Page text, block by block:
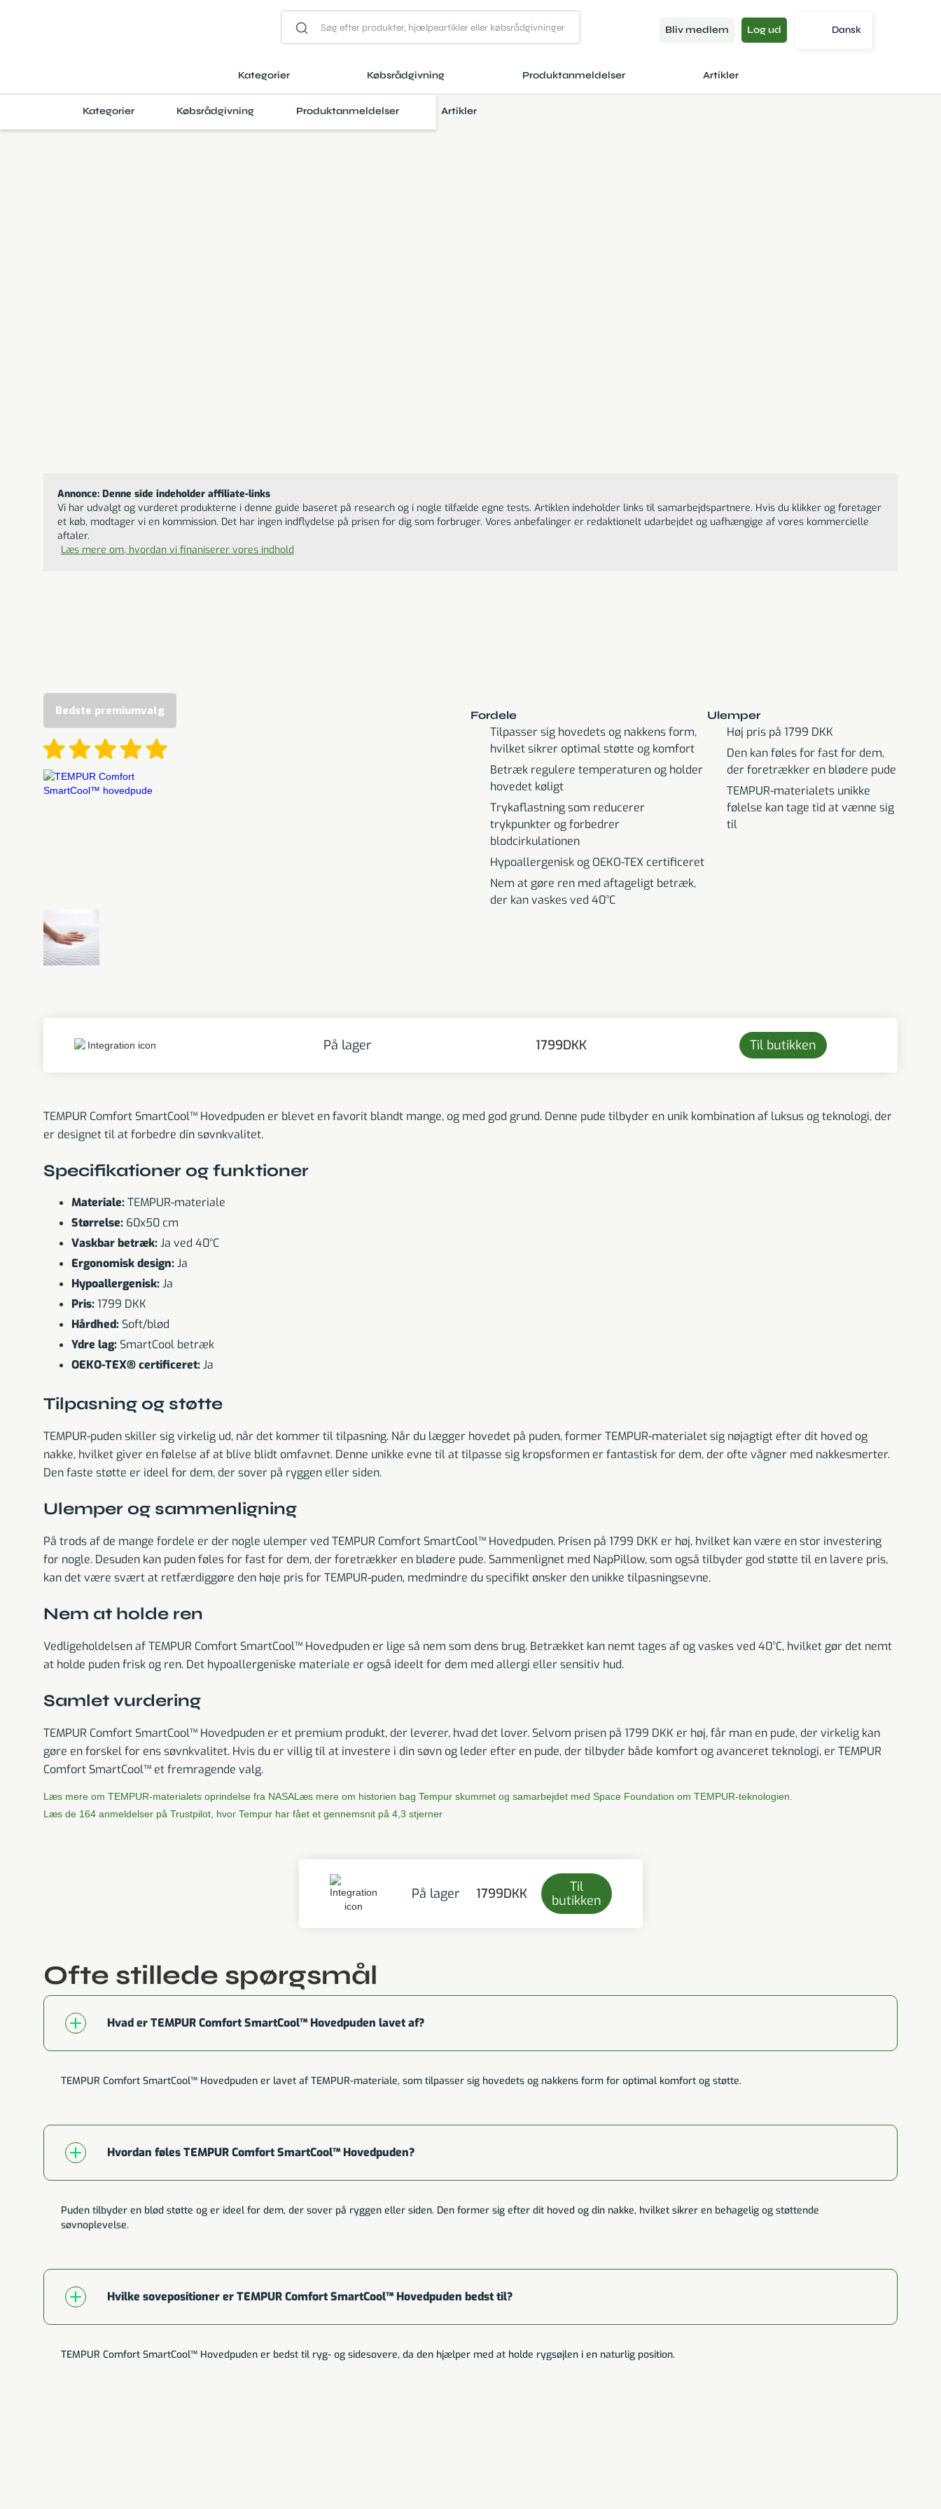
Bliv medlem Log ud Dansk
Kategorier Købsrådgivning Produktanmeldelser Artikler
Kategorier Købsrådgivning Produktanmeldelser Artikler
TEMPUR Comfort SmartCool™ hovedpude
Annonce: Denne side indeholder affiliate-links
Vi har udvalgt og vurderet produkterne i denne guide baseret på research og i nogle tilfælde egne tests. Artiklen indeholder links til samarbejdspartnere. Hvis du klikker og foretager
et køb, modtager vi en kommission. Det har ingen indflydelse på prisen for dig som forbruger. Vores anbefalinger er redaktionelt udarbejdet og uafhængige af vores kommercielle
aftaler.
Læs mere om, hvordan vi finaniserer vores indhold
Bedste premiumvalg Fordele
Tilpasser sig hovedets og nakkens form,
hvilket sikrer optimal støtte og komfort
Betræk regulere temperaturen og holder
hovedet køligt
Trykaflastning som reducerer
trykpunkter og forbedrer
blodcirkulationen
Hypoallergenisk og OEKO-TEX certificeret
Nem at gøre ren med aftageligt betræk,
der kan vaskes ved 40°C
Ulemper
Høj pris på 1799 DKK
Den kan føles for fast for dem,
der foretrækker en blødere pude
TEMPUR-materialets unikke
følelse kan tage tid at vænne sig
til
På lager 1799DKK Til butikken
TEMPUR Comfort SmartCool™ Hovedpuden er blevet en favorit blandt mange, og med god grund. Denne pude tilbyder en unik kombination af luksus og teknologi, der
er designet til at forbedre din søvnkvalitet.
Specifikationer og funktioner
Materiale:TEMPUR-materiale
Størrelse: 60x50 cm
Vaskbar betræk:Ja ved 40°C
Ergonomisk design:Ja
Hypoallergenisk:Ja
Pris:1799 DKK
Hårdhed: Soft/blød
Ydre lag: SmartCool betræk
OEKO-TEX® certificeret:Ja
Tilpasning og støtte
TEMPUR-puden skiller sig virkelig ud, når det kommer til tilpasning. Når du lægger hovedet på puden, former TEMPUR-materialet sig nøjagtigt efter dit hoved og
nakke, hvilket giver en følelse af at blive blidt omfavnet. Denne unikke evne til at tilpasse sig kropsformen er fantastisk for dem, der ofte vågner med nakkesmerter.
Den faste støtte er ideel for dem, der sover på ryggen eller siden.
Ulemper og sammenligning
På trods af de mange fordele er der nogle ulemper ved TEMPUR Comfort SmartCool™ Hovedpuden. Prisen på 1799 DKK er høj, hvilket kan være en stor investering
for nogle. Desuden kan puden føles for fast for dem, der foretrækker en blødere pude. Sammenlignet med NapPillow, som også tilbyder god støtte til en lavere pris,
kan det være svært at retfærdiggøre den høje pris for TEMPUR-puden, medmindre du specifikt ønsker den unikke tilpasningsevne.
Nem at holde ren
Vedligeholdelsen af TEMPUR Comfort SmartCool™ Hovedpuden er lige så nem som dens brug. Betrækket kan nemt tages af og vaskes ved 40°C, hvilket gør det nemt
at holde puden frisk og ren. Det hypoallergeniske materiale er også ideelt for dem med allergi eller sensitiv hud.
Samlet vurdering
TEMPUR Comfort SmartCool™ Hovedpuden er et premium produkt, der leverer, hvad det lover. Selvom prisen på 1799 DKK er høj, får man en pude, der virkelig kan
gøre en forskel for ens søvnkvalitet. Hvis du er villig til at investere i din søvn og leder efter en pude, der tilbyder både komfort og avanceret teknologi, er TEMPUR
Comfort SmartCool™ et fremragende valg.
Læs mere om TEMPUR-materialets oprindelse fra NASALæs mere om historien bag Tempur skummet og samarbejdet med Space Foundation om TEMPUR-teknologien.
Læs de 164 anmeldelser på Trustpilot, hvor Tempur har fået et gennemsnit på 4,3 stjerner
På lager 1799DKK
Til
butikken
Ofte stillede spørgsmål
Hvad er TEMPUR Comfort SmartCool™ Hovedpuden lavet af?
TEMPUR Comfort SmartCool™ Hovedpuden er lavet af TEMPUR-materiale, som tilpasser sig hovedets og nakkens form for optimal komfort og støtte.
Hvordan føles TEMPUR Comfort SmartCool™ Hovedpuden?
Puden tilbyder en blød støtte og er ideel for dem, der sover på ryggen eller siden. Den former sig efter dit hoved og din nakke, hvilket sikrer en behagelig og støttende
søvnoplevelse.
Hvilke sovepositioner er TEMPUR Comfort SmartCool™ Hovedpuden bedst til?
TEMPUR Comfort SmartCool™ Hovedpuden er bedst til ryg- og sidesovere, da den hjælper med at holde rygsøjlen i en naturlig position.